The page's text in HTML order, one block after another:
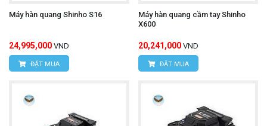
Máy hàn quang Shinho S16
24,995,000 VND
ĐẶT MUA
Máy hàn quang cầm tay Shinho
X600
20,241,000 VND
ĐẶT MUA